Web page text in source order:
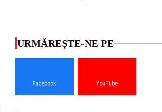
URMĂREȘTE-NE PE
Facebook YouTube